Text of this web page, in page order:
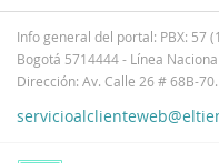
Info general del portal: PBX: 57
Bogotá 5714444 - Línea
Dirección: Av. Calle 26 # 68B-70.